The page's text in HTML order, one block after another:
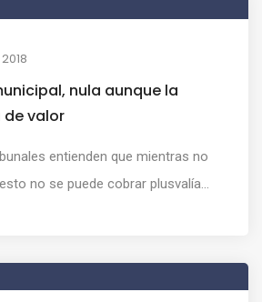
nula aunque la
de valor
entienden que mientras no
no se puede cobrar plusvalía...